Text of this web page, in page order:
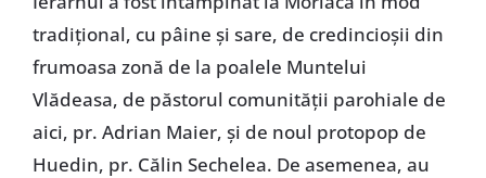
tradițional, cu pâine și sare, de credincioșii din
frumoasa zonă de la poalele Muntelui
Vlădeasa, de păstorul comunității parohiale de
aici, pr. Adrian Maier, și de noul protopop de
Huedin, pr. Călin Sechelea. De asemenea, au